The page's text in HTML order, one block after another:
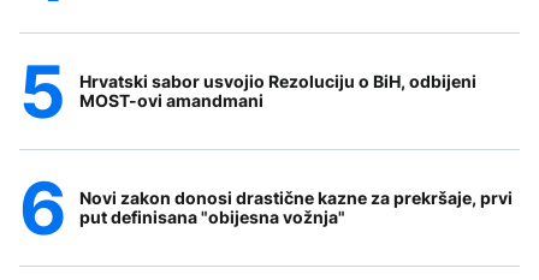
Hrvatski sabor usvojio Rezoluciju o BiH, odbijeni
MOST-ovi amandmani
Novi zakon donosi drastične kazne za prekršaje, prvi
put definisana "obijesna vožnja"